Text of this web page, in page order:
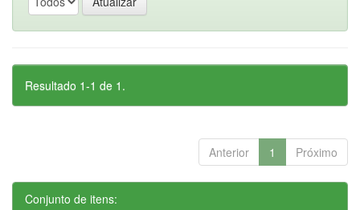
Resultado 1-1 de 1.
Anterior 1 Próximo
Conjunto de itens: